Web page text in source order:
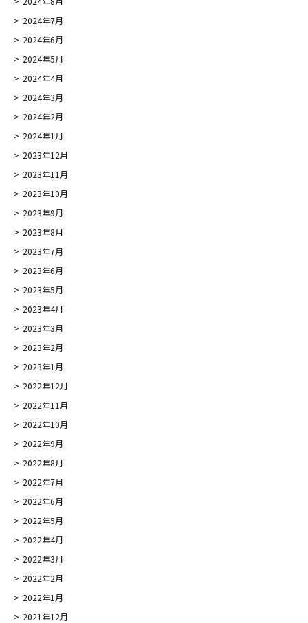
2024年7月
2024年6月
2024年5月
2024年4月
2024年3月
2024年2月
2024年1月
2023年12月
2023年11月
2023年10月
2023年9月
2023年8月
2023年7月
2023年6月
2023年5月
2023年4月
2023年3月
2023年2月
2023年1月
2022年12月
2022年11月
2022年10月
2022年9月
2022年8月
2022年7月
2022年6月
2022年5月
2022年4月
2022年3月
2022年2月
2022年1月
2021年12月